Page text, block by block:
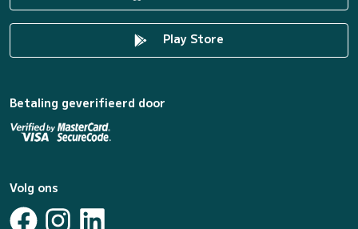
Play Store
Betaling geverifieerd door
Volg ons